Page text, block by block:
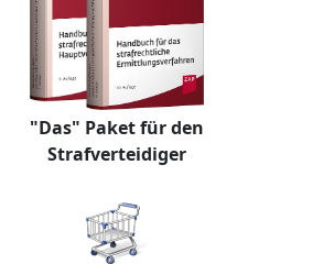
"Das" Paket für den
Strafverteidiger